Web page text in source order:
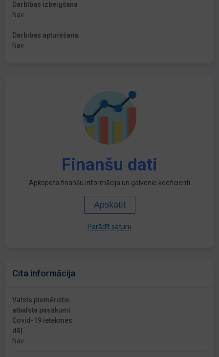
Darbības izbeigšana
Nav
Darbības apturēšana
Nav
Finanšu dati
Apkopota finanšu informācija un galvenie koeficienti
Apskatīt
Parādīt saturu
Cita informācija
Valsts piemērotie
atbalsta pasākumi
Covid-19 ietekmes
dēļ
Nav